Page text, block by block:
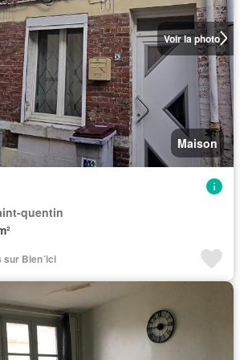
Voir la photo
Maison
quentin
sur Bien´ici